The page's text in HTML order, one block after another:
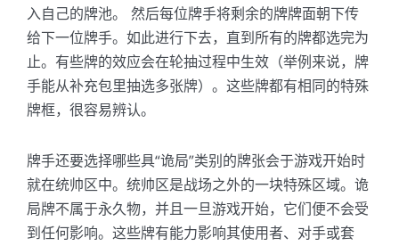
入自己的牌池。 然后每位牌手将剩余的牌牌面朝下传
给下一位牌手。如此进行下去，直到所有的牌都选完为
止。有些牌的效应会在轮抽过程中生效（举例来说，牌
手能从补充包里抽选多张牌）。这些牌都有相同的特殊
牌框，很容易辨认。
牌手还要选择哪些具“诡局”类别的牌张会于游戏开始时
就在统帅区中。统帅区是战场之外的一块特殊区域。诡
局牌不属于永久物，并且一旦游戏开始，它们便不会受
到任何影响。这些牌有能力影响其使用者、对手或套